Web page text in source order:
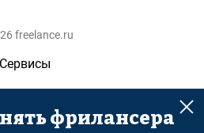
freelance.ru
Сервисы
Помощь
Поиск фрилансера